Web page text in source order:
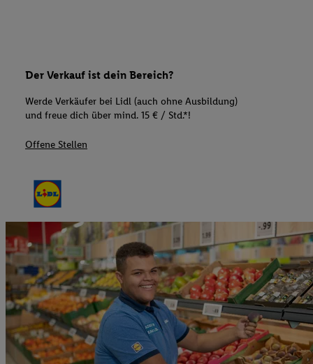
Der Verkauf ist dein Bereich?
Werde Verkäufer bei Lidl (auch ohne Ausbildung)
und freue dich über mind. 15 € / Std.*!
Offene Stellen